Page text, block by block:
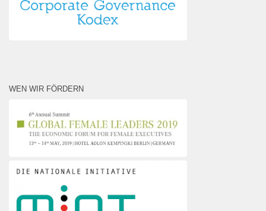
WEN WIR FÖRDERN